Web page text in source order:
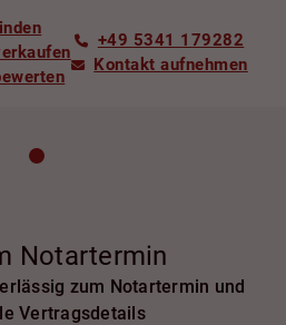
+49 5341 179282
Kontakt aufnehmen
Notartermin
zum Notartermin und
Vertragsdetails